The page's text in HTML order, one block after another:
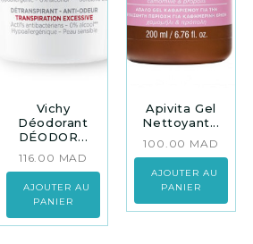
Vichy
Déodorant
DÉODOR...
116.00 MAD
AJOUTER AU
PANIER
Apivita Gel
Nettoyant...
100.00 MAD
AJOUTER AU
PANIER